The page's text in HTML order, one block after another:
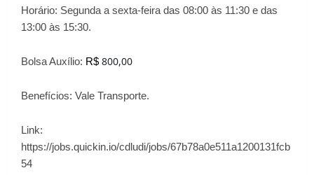
Horário: Segunda a sexta-feira das 08:00 às 11:30 e das
13:00 às 15:30.
Bolsa Auxílio: R$ 800,00
Benefícios: Vale Transporte.
Link:
https://jobs.quickin.io/cdludi/jobs/67b78a0e511a1200131fcb
54